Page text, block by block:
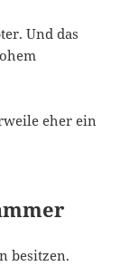
Und das
eher ein
besitzen.